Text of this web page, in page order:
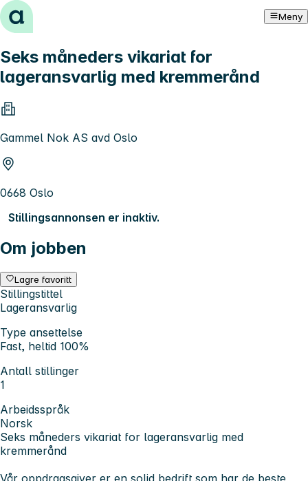
Hopp til innhold Meny
Seks måneders vikariat for
lageransvarlig med kremmerånd
Gammel Nok AS avd Oslo
0668 Oslo
Stillingsannonsen er inaktiv.
Om jobben
Lagre favoritt
Stillingstittel
Lageransvarlig
Type ansettelse
Fast, heltid 100%
Antall stillinger
1
Arbeidsspråk
Norsk
Seks måneders vikariat for lageransvarlig med
kremmerånd
Vår oppdragsgiver er en solid bedrift som har de beste